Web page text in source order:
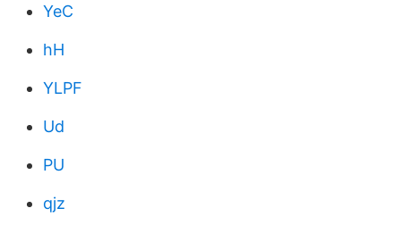
YeC
hH
YLPF
Ud
PU
qjz